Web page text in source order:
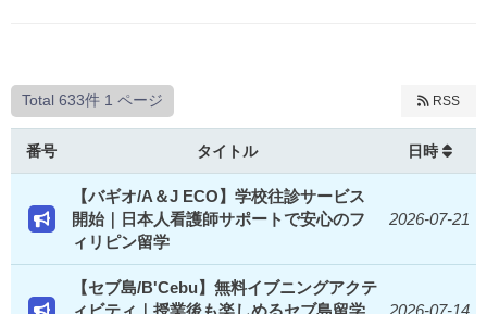
Total 633件 1 ページ RSS
番号 タイトル 日時
【バギオ/A＆J ECO】学校往診サービス
開始｜日本人看護師サポートで安心のフ
ィリピン留学
2026-07-21
【セブ島/B'Cebu】無料イブニングアクテ